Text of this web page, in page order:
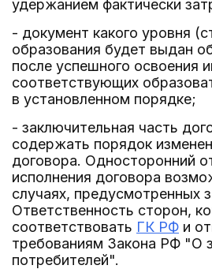
удержанием фактически
- документ какого уровня
образования будет выдан
после успешного освоения
соответствующих
в установленном порядке;
- заключительная часть
содержать порядок
договора. Односторонний
исполнения договора
случаях, предусмотренных
Ответственность сторон,
соответствовать ГК РФ и
требованиям Закона РФ "О
потребителей".